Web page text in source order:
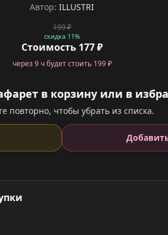
Автор: ILLUSTRI
199 ₽
скидка 11%
Стоимость 177 ₽
через 9 ч будет стоить 199 ₽
в корзину или в
повторно, чтобы убрать из списка.